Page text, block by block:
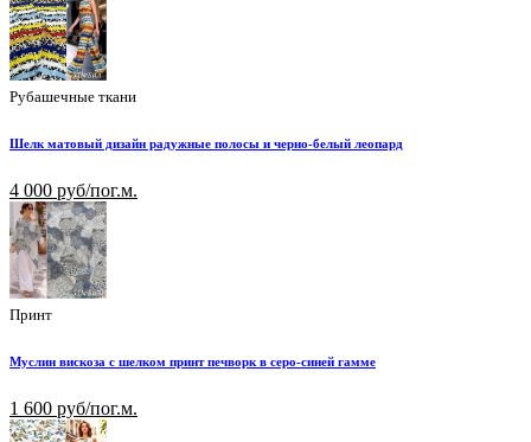
Рубашечные ткани
Шелк матовый дизайн радужные полосы и черно-белый леопард
4 000 руб/пог.м.
Принт
Муслин вискоза с шелком принт печворк в серо-синей гамме
1 600 руб/пог.м.